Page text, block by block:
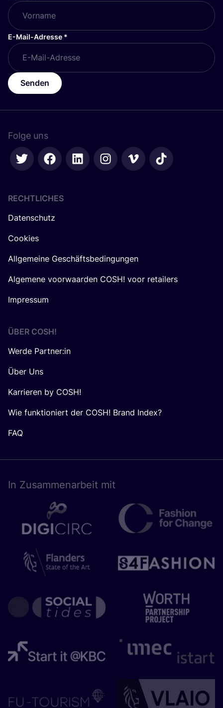
E-Mail-Adresse *
Senden
Folge uns
RECHTLICHES
Datenschutz
Cookies
Allgemeine Geschäftsbedingungen
Algemene voorwaarden COSH! voor retailers
Impressum
ÜBER COSH!
Werde Partner:in
Über Uns
Karrieren by COSH!
Wie funktioniert der COSH! Brand Index?
FAQ
In Zusam­men­ar­beit mit